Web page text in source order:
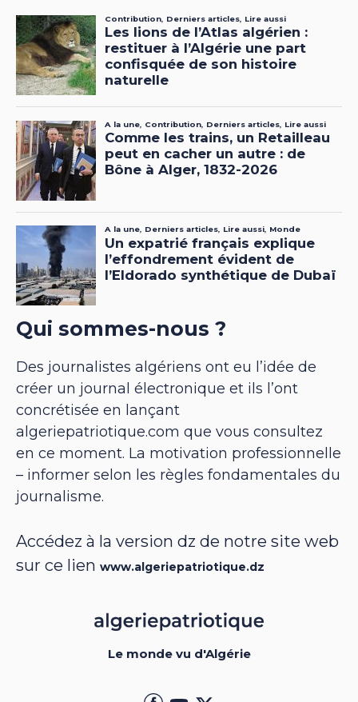
Qui sommes-nous ?
Des journalistes algériens ont eu l’idée de
créer un journal électronique et ils l’ont
concrétisée en lançant
algeriepatriotique.com que vous consultez
en ce moment. La motivation professionnelle
– informer selon les règles fondamentales du
journalisme.
Accédez à la version dz de notre site web
sur ce lien www.algeriepatriotique.dz
Le monde vu d'Algérie